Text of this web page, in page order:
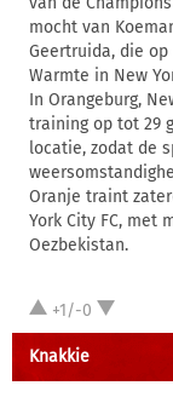
mocht van
Geertruida, die
Warmte in New
In Orangeburg,
training op tot 29
locatie, zodat de
Oranje traint
York City FC, met
Oezbekistan.
+1/-0
Knakkie